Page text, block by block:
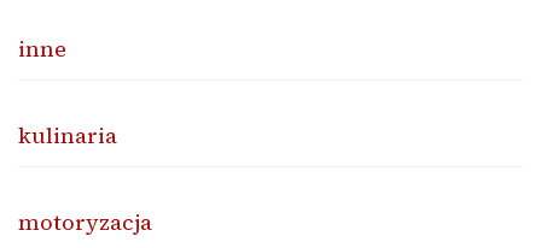
inne
kulinaria
motoryzacja